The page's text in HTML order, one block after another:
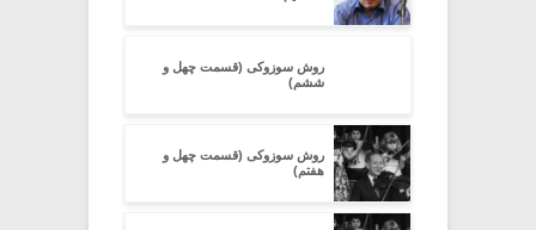
روش سوزوکی (قسمت چهل و
ششم)
روش سوزوکی (قسمت چهل و
هفتم)